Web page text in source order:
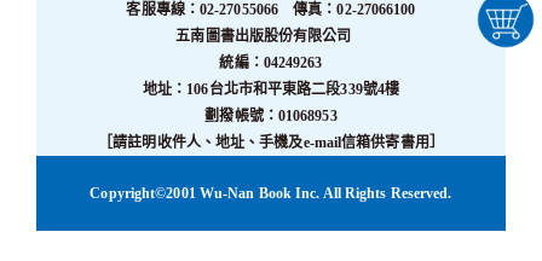
客服專線：02-27055066 傳真：02-27066100
五南圖書出版股份有限公司
統編：04249263
地址：106台北市和平東路二段339號4樓
劃撥帳號：01068953
［請註明收件人、地址、手機及e-mail信箱供寄書用］
Copyright©2001 Wu-Nan Book Inc. All Rights Reserved.